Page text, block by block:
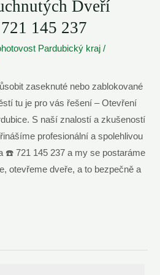
Dveří
145 237
Pardubický kraj /
zaseknuté nebo zablokované
tu je pro vás řešení – Otevření
S naší znalostí a zkušeností
profesionální a spolehlivou
☎️ 721 145 237 a my se postaráme
otevřeme dveře, a to bezpečně a